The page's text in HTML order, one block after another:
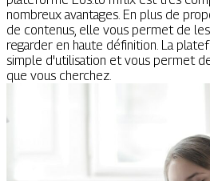
nombreux avantages. En plus de
de contenus, elle vous permet de
regarder en haute définition. La
simple d'utilisation et vous permet
que vous cherchez.